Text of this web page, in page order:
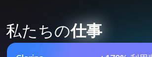
私たちの仕事
Our Featured